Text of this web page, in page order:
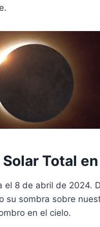
Total
8 de abril de 2024.
su sombra sobre
en el cielo.